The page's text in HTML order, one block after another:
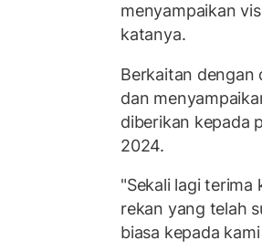
menyampaikan
katanya.
Berkaitan dengan
dan
diberikan kepada
2024.
"Sekali lagi terima
rekan yang telah
biasa kepada